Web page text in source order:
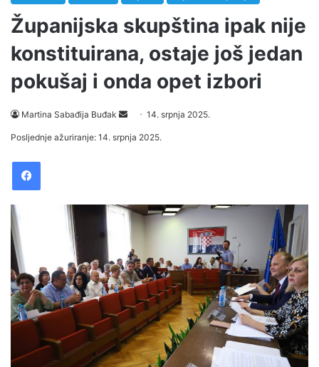
Županijska skupština ipak nije
konstituirana, ostaje još jedan
pokušaj i onda opet izbori
Martina Sabađija Buđak
e
e
m
a
i
l
14. srpnja 2025.
Posljednje ažuriranje: 14. srpnja 2025.